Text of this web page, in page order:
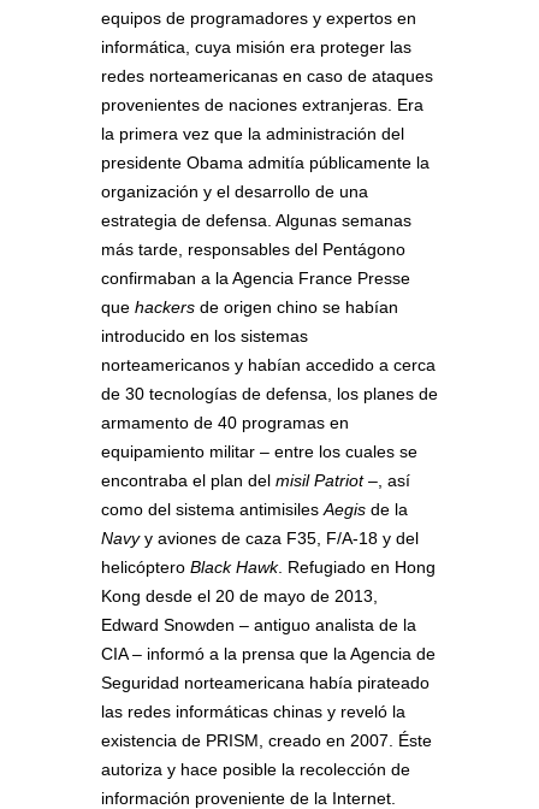
equipos de programadores y expertos en
informática, cuya misión era proteger las
redes norteamericanas en caso de ataques
provenientes de naciones extranjeras. Era
la primera vez que la administración del
presidente Obama admitía públicamente la
organización y el desarrollo de una
estrategia de defensa. Algunas semanas
más tarde, responsables del Pentágono
confirmaban a la Agencia France Presse
que hackers de origen chino se habían
introducido en los sistemas
norteamericanos y habían accedido a cerca
de 30 tecnologías de defensa, los planes de
armamento de 40 programas en
equipamiento militar – entre los cuales se
encontraba el plan del misil Patriot–, así
como del sistema antimisiles Aegis de la
Navyy aviones de caza F35, F/A-18 y del
helicóptero Black Hawk. Refugiado en Hong
Kong desde el 20 de mayo de 2013,
Edward Snowden – antiguo analista de la
CIA – informó a la prensa que la Agencia de
Seguridad norteamericana había pirateado
las redes informáticas chinas y reveló la
existencia de PRISM, creado en 2007. Éste
autoriza y hace posible la recolección de
información proveniente de la Internet.